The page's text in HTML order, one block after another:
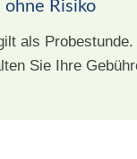
Risiko
als Probestunde.
Sie Ihre